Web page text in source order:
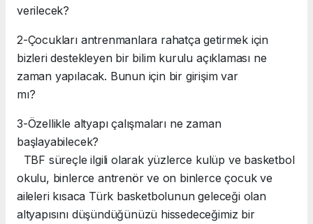
verilecek?
2-Çocukları antrenmanlara rahatça getirmek için
bizleri destekleyen bir bilim kurulu açıklaması ne
zaman yapılacak. Bunun için bir girişim var
3-Özellikle altyapı çalışmaları ne zaman
başlayabilecek?
TBF süreçle ilgili olarak yüzlerce kulüp ve basketbol
okulu, binlerce antrenör ve on binlerce çocuk ve
aileleri kısaca Türk basketbolunun geleceği olan
altyapısını düşündüğünüzü hissedeceğimiz bir